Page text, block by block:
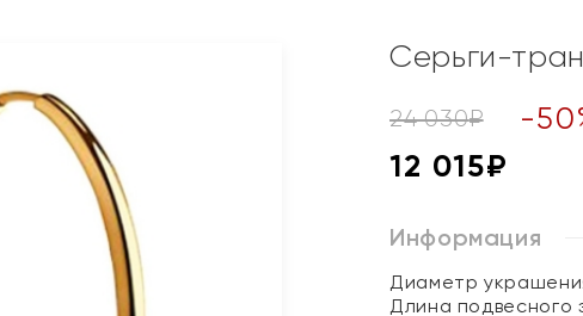
Серьги-
24 030₽ -50
12 015₽
Информация
Диаметр
Длина подвесного